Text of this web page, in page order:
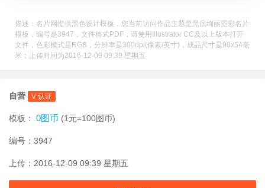
描述：名片网提供黑色设计模板，您当前访问作品主题是黑底绚丽霓彩名片
模板，编号是3947，文件格式PDF，请使用Illustrator CC及以上版本打开
文件，色彩模式是RGB，分辨率是300dpi(像素/英寸)，成品尺寸是90x54毫
米；上传时间为2016-12-09 09:39 星期五
自营 V 认证
模板： 0图币 (1元=100图币)
编号：3947
上传：2016-12-09 09:39 星期五